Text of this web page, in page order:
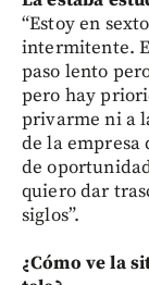
“Estoy en
intermitente.
paso lento
pero hay
privarme ni a
de la empresa
de
quiero dar
siglos”.
¿Cómo ve la